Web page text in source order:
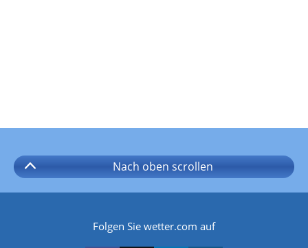
Nach oben scrollen
Folgen Sie wetter.com auf